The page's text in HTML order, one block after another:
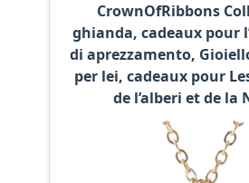
CrownOfRibbons
ghianda, cadeaux pour
di aprezzamento,
per lei, cadeaux pour
de l’alberi et de la